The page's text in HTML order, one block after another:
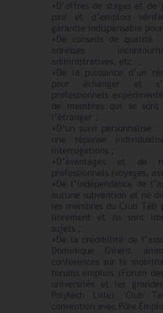
•D’offres de stages et de
pair et d’emplois
garantie indispensable
•De conseils de qualité
adresses
administratives, etc. ;
•De la puissance d’un
pour échanger et
professionnels
de membres qui se
l’étranger ;
•D’un suivi personnalisé
une réponse
interrogations ;
•D’avantages et de
professionnels (voyages,
•De l’indépendance de
aucune subvention et ne
les membres du Club Téli
librement et ils sont
sujets ;
•De la crédibilité de
Dominique Girerd,
conférences sur la
forums emplois (Forum
universités et les
Polytech Lille). Club
convention avec Pôle